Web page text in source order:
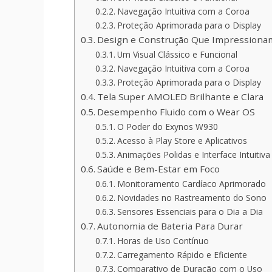
Navegação Intuitiva com a Coroa
Proteção Aprimorada para o Display
Design e Construção Que
Um Visual Clássico e Funcional
Navegação Intuitiva com a Coroa
Proteção Aprimorada para o Display
Tela Super AMOLED Brilhante e Clara
Desempenho Fluido com o Wear OS
O Poder do Exynos W930
Acesso à Play Store e Aplicativos
Animações Polidas e Interface Intuitiva
Saúde e Bem-Estar em Foco
Monitoramento Cardíaco Aprimorado
Novidades no Rastreamento do Sono
Sensores Essenciais para o Dia a Dia
Autonomia de Bateria Para Durar
Horas de Uso Contínuo
Carregamento Rápido e Eficiente
Comparativo de Duração com o Uso